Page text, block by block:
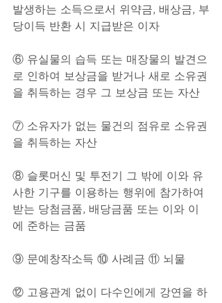
발생하는 소득으로서 위약금, 배상금, 부
당이득 반환 시 지급받은 이자
⑥ 유실물의 습득 또는 매장물의 발견으
로 인하여 보상금을 받거나 새로 소유권
을 취득하는 경우 그 보상금 또는 자산
⑦ 소유자가 없는 물건의 점유로 소유권
을 취득하는 자산
⑧ 슬롯머신 및 투전기 그 밖에 이와 유
사한 기구를 이용하는 행위에 참가하여
받는 당첨금품, 배당금품 또는 이와 이
에 준하는 금품
⑨ 문예창작소득 ⑩ 사례금 ⑪ 뇌물
⑫ 고용관계 없이 다수인에게 강연을 하